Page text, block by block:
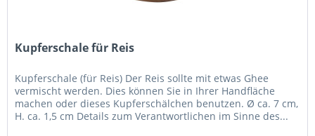
Kupferschale für Reis
Kupferschale (für Reis) Der Reis sollte mit etwas Ghee
vermischt werden. Dies können Sie in Ihrer Handfläche
machen oder dieses Kupferschälchen benutzen. Ø ca. 7 cm,
H. ca. 1,5 cm Details zum Verantwortlichen im Sinne des...